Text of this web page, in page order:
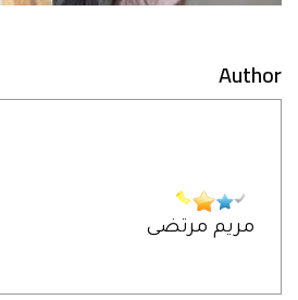
Author
مريم مرتضى